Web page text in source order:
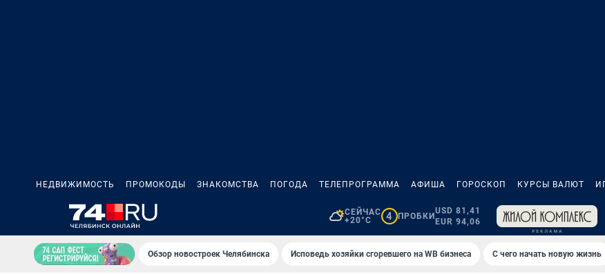
НЕДВИЖИМОСТЬ ПРОМОКОДЫ ЗНАКОМСТВА ПОГОДА ТЕЛЕПРОГРАММА АФИША ГОРОСКОП КУРСЫ ВАЛЮТ
СЕЙЧАС
+20°C
4 ПРОБКИ
USD 81,41
EUR 94,06
Обзор новостроек Челябинска Исповедь хозяйки сгоревшего на WB бизнеса С чего начать новую жизнь